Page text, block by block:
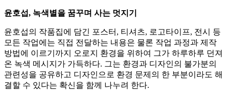
윤호섭, 녹색별을 꿈꾸며 사는 멋지기
윤호섭의 작품집에 담긴 포스터, 티셔츠, 로고타이프, 전시 등
모든 작업에는 직접 전달하는 내용은 물론 작업 과정과 제작
방법에 이르기까지 오로지 환경을 위하여 그가 하루하루 던져
온 녹색 메시지가 가득하다. 그는 환경과 디자인의 불가분의
관련성을 공유하고 디자인으로 환경 문제의 한 부분이라도 해
결할 수 있다는 확신을 함께 나누려 한다.